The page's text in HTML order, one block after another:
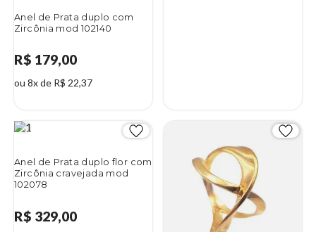
Anel de Prata duplo com
Zircônia mod 102140
R$ 179,00
ou 8x de R$ 22,37
Anel de Prata duplo flor com
Zircônia cravejada mod
102078
R$ 329,00